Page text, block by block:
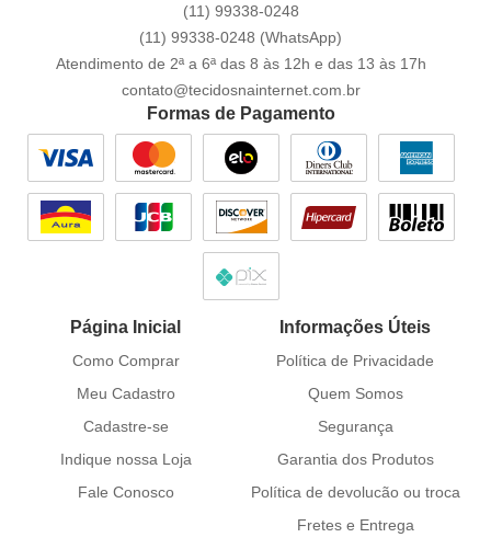
(11) 99338-0248
(11) 99338-0248 (WhatsApp)
Atendimento de 2ª a 6ª das 8 às 12h e das 13 às 17h
contato@tecidosnainternet.com.br
Formas de Pagamento
Página Inicial
Como Comprar
Meu Cadastro
Cadastre-se
Indique nossa Loja
Fale Conosco
Informações Úteis
Política de Privacidade
Quem Somos
Segurança
Garantia dos Produtos
Política de devolucão ou troca
Fretes e Entrega